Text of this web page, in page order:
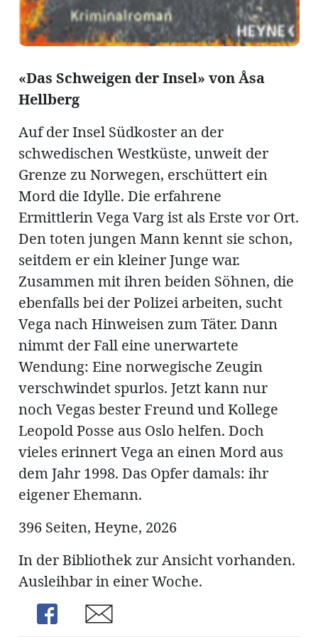
«Das Schweigen der Insel» von Åsa
Hellberg
Auf der Insel Südkoster an der
schwedischen Westküste, unweit der
Grenze zu Norwegen, erschüttert ein
Mord die Idylle. Die erfahrene
Ermittlerin Vega Varg ist als Erste vor Ort.
Den toten jungen Mann kennt sie schon,
seitdem er ein kleiner Junge war.
Zusammen mit ihren beiden Söhnen, die
ebenfalls bei der Polizei arbeiten, sucht
Vega nach Hinweisen zum Täter. Dann
nimmt der Fall eine unerwartete
Wendung: Eine norwegische Zeugin
verschwindet spurlos. Jetzt kann nur
noch Vegas bester Freund und Kollege
Leopold Posse aus Oslo helfen. Doch
vieles erinnert Vega an einen Mord aus
dem Jahr 1998. Das Opfer damals: ihr
eigener Ehemann.
396 Seiten, Heyne, 2026
In der Bibliothek zur Ansicht vorhanden.
Ausleihbar in einer Woche.
Share
Share